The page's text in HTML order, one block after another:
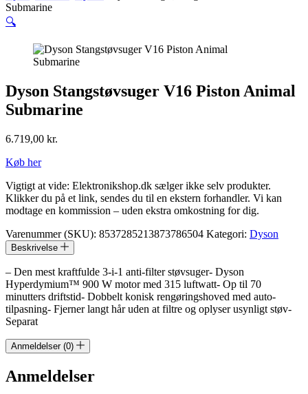
Submarine
🔍
Dyson Stangstøvsuger V16 Piston Animal
Submarine
6.719,00 kr.
Køb her
Vigtigt at vide: Elektronikshop.dk sælger ikke selv produkter.
Klikker du på et link, sendes du til en ekstern forhandler. Vi kan
modtage en kommission – uden ekstra omkostning for dig.
Varenummer (SKU): 8537285213873786504 Kategori: Dyson
Beskrivelse
– Den mest kraftfulde 3-i-1 anti-filter støvsuger- Dyson
Hyperdymium™ 900 W motor med 315 luftwatt- Op til 70
minutters driftstid- Dobbelt konisk rengøringshoved med auto-
tilpasning- Fjerner langt hår uden at filtre og oplyser usynligt støv-
Separat
Anmeldelser (0)
Anmeldelser